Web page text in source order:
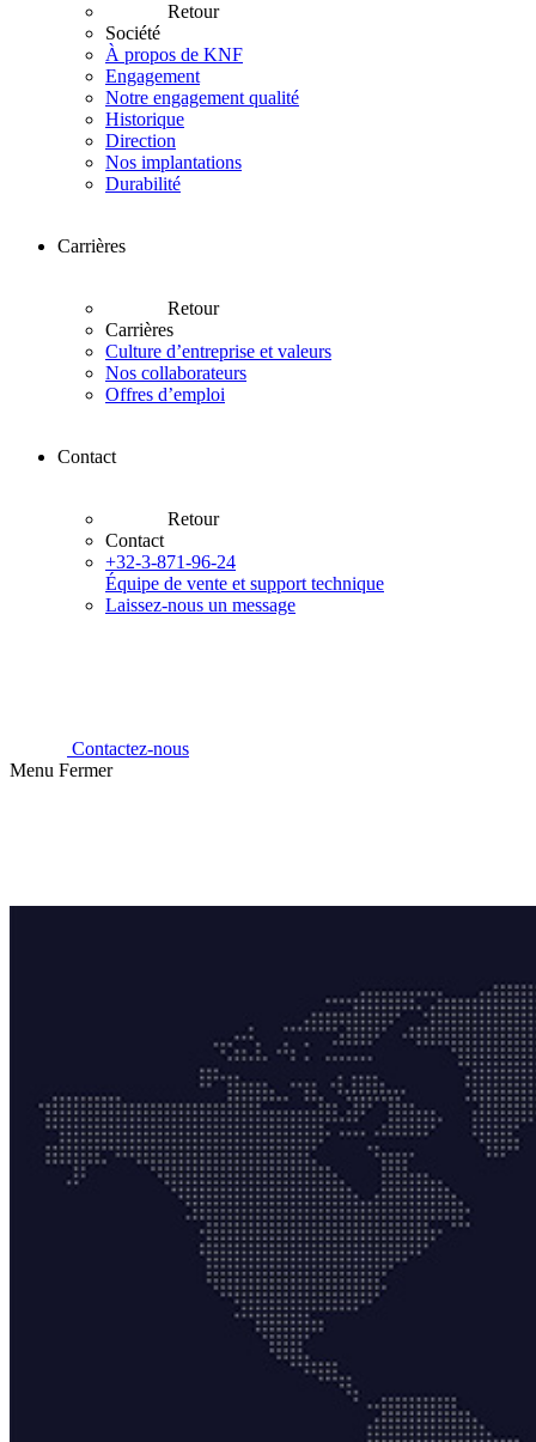
Retour
Société
À propos de KNF
Engagement
Notre engagement qualité
Historique
Direction
Nos implantations
Durabilité
Carrières
Retour
Carrières
Culture d’entreprise et valeurs
Nos collaborateurs
Offres d’emploi
Contact
Retour
Contact
+32-3-871-96-24
Équipe de vente et support technique
Laissez-nous un message
Contactez-nous
Menu Fermer